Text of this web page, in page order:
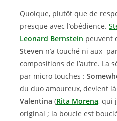
Quoique, plutôt que de
presque avec l’obédience.
Leonard Bernstein peuvent
Steven n’a touché ni aux
compositions de l’autre. La
par micro touches :
du duo amoureux, devient
Valentina (Rita Morena, qui
original ; la boucle est